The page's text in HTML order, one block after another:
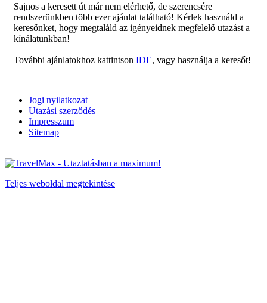
Sajnos a keresett út már nem elérhető, de szerencsére
rendszerünkben több ezer ajánlat található! Kérlek használd a
keresőnket, hogy megtaláld az igényeidnek megfelelő utazást a
kínálatunkban!
További ajánlatokhoz kattintson IDE, vagy használja a keresőt!
Jogi nyilatkozat
Utazási szerződés
Impresszum
Sitemap
Teljes weboldal megtekintése